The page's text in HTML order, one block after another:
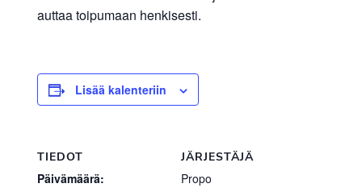
auttaa toipumaan henkisesti.
Lisää kalenteriin
TIEDOT
Päivämäärä:
JÄRJESTÄJÄ
Propo